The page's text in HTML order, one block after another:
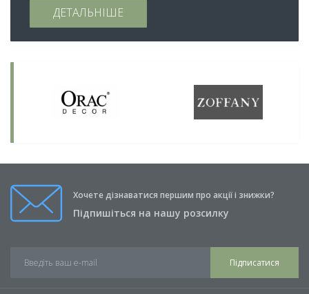
ДЕТАЛЬНІШЕ
Хочете дізнаватися першим про акції і знижки?
Підпишіться на нашу розсилку
Підписатися